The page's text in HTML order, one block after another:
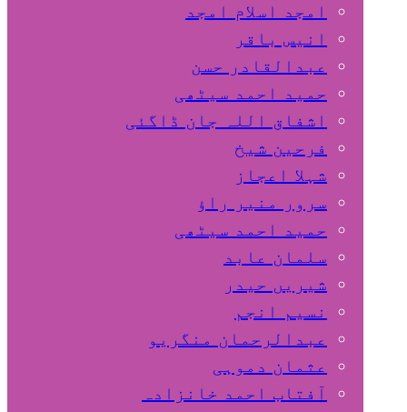
امجد اسلام امجد
انیس باقر
عبدالقادر حسن
حمید احمد سیٹھی
اشفاق اللہ جان ڈاگئی
فرحین شیخ
شہلا اعجاز
سرور منیر راؤ
حمید احمد سیٹھی
سلمان عابد
شیریں حیدر
نسیم انجم
عبدالرحمان منگریو
عثمان دموہی
آفتاب احمد خانزادہ